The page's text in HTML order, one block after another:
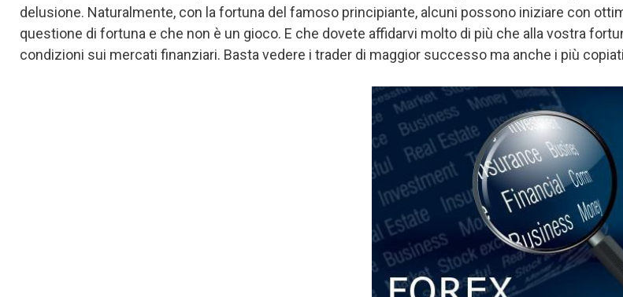
delusione. Naturalmente, con la fortuna del famoso principiante, alcuni possono iniziare con
questione di fortuna e che non è un gioco. E che dovete affidarvi molto di più che alla vostra
condizioni sui mercati finanziari. Basta vedere i trader di maggior successo ma anche i più